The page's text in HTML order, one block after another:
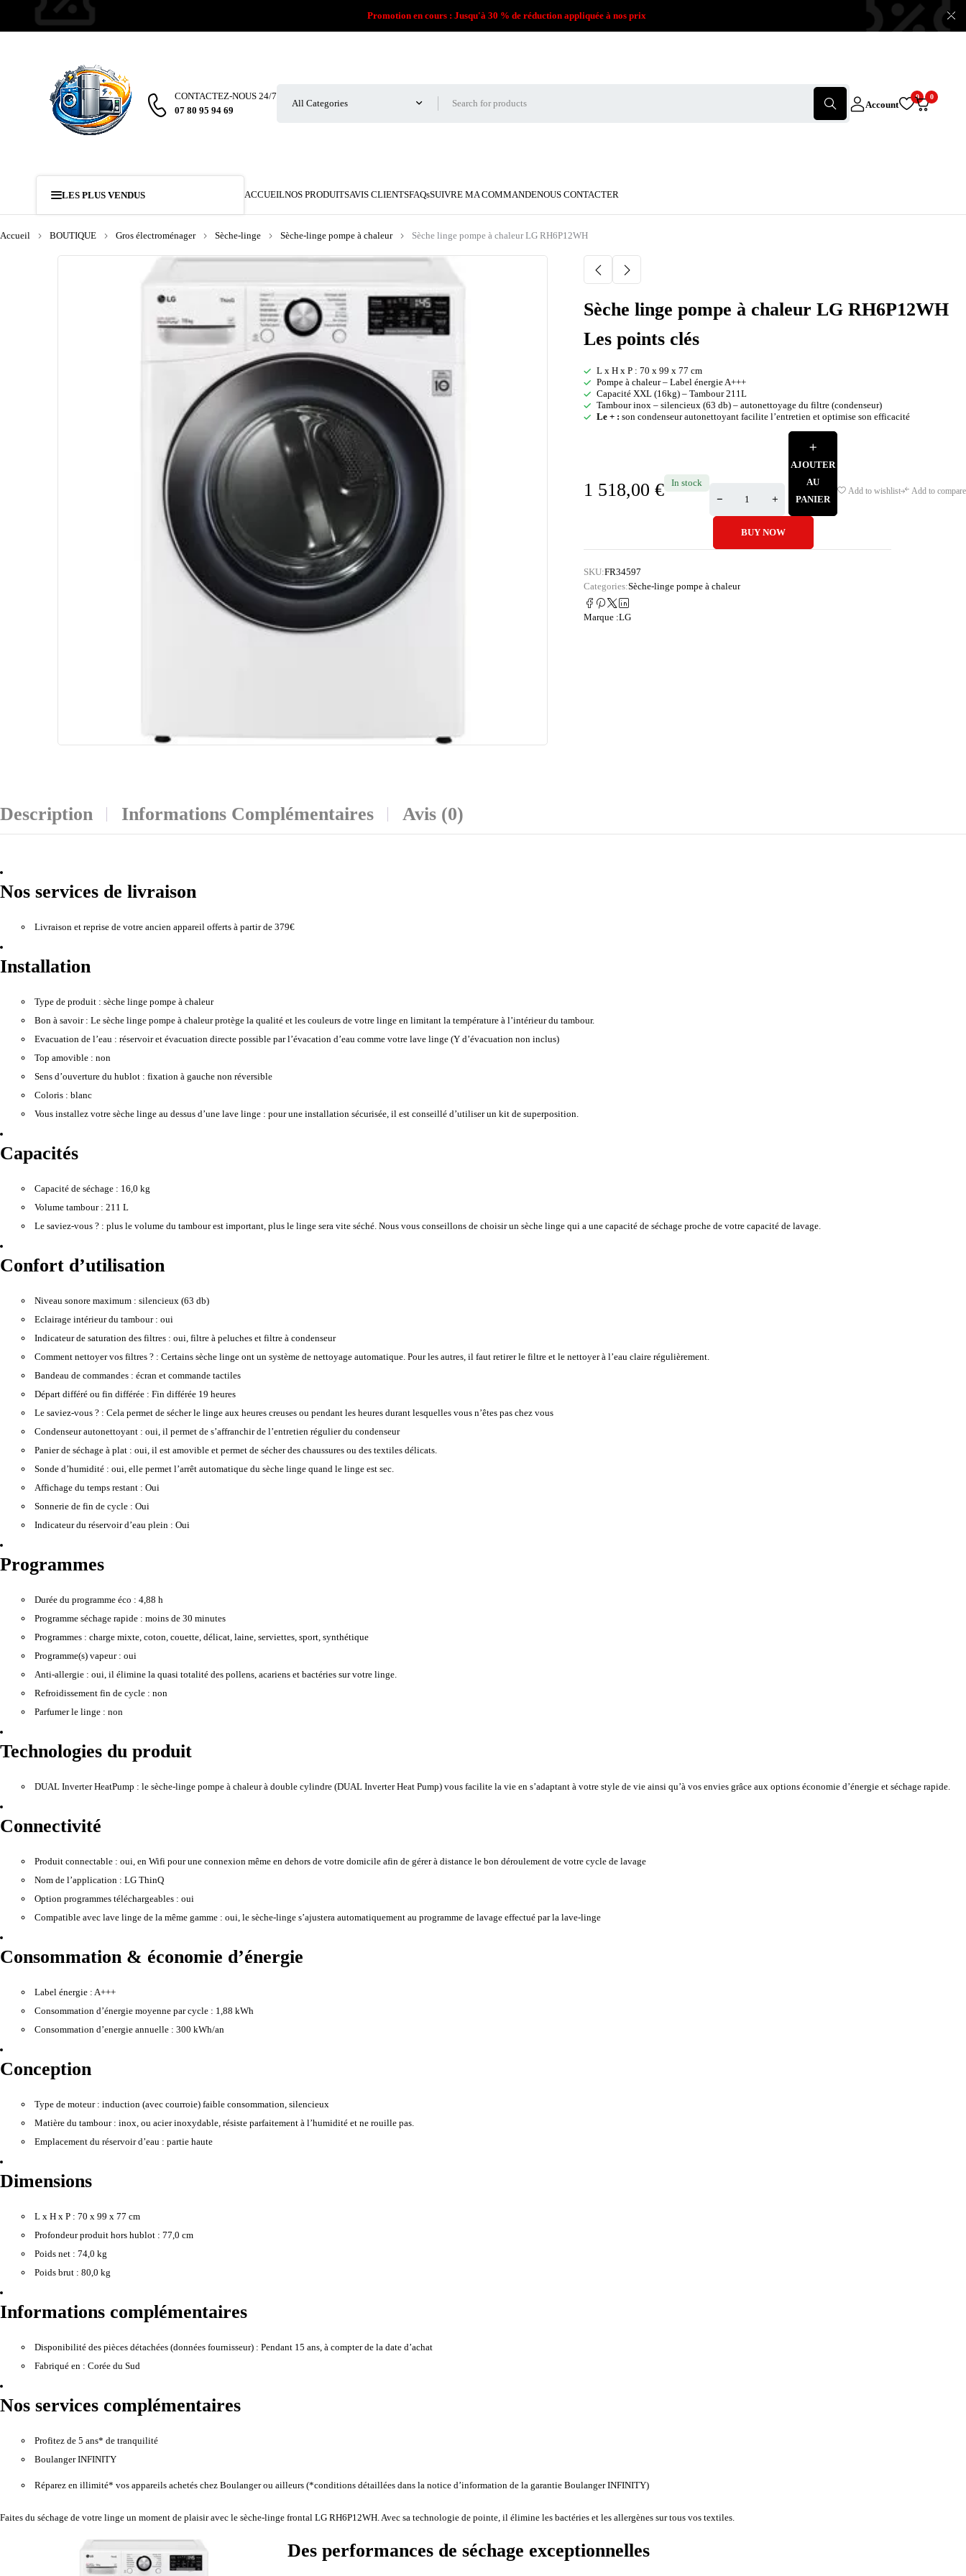
Promotion en cours : Jusqu'à 30 % de réduction appliquée à nos prix
CONTACTEZ-NOUS 24/7
07 80 95 94 69
Account
0 0
LES PLUS VENDUS ACCUEILNOS PRODUITSAVIS CLIENTSFAQsSUIVRE MA COMMANDENOUS CONTACTER
Accueil BOUTIQUE Gros électroménager Sèche-linge Sèche-linge pompe à chaleur Sèche linge pompe à chaleur LG RH6P12WH
Sèche linge pompe à chaleur LG RH6P12WH
Les points clés
L x H x P : 70 x 99 x 77 cm
Pompe à chaleur – Label énergie A+++
Capacité XXL (16kg) – Tambour 211L
Tambour inox – silencieux (63 db) – autonettoyage du filtre (condenseur)
Le + : son condenseur autonettoyant facilite l’entretien et optimise son efficacité
1 518,00 € In stock
AJOUTER
AU
PANIER
BUY NOW
Add to wishlist Add to compare
SKU:FR34597
Categories:Sèche-linge pompe à chaleur
Marque :LG
Description Informations Complémentaires Avis (0)
Nos services de livraison
Livraison et reprise de votre ancien appareil offerts à partir de 379€
Installation
Type de produit : sèche linge pompe à chaleur
Bon à savoir : Le sèche linge pompe à chaleur protège la qualité et les couleurs de votre linge en limitant la température à l’intérieur du tambour.
Evacuation de l’eau : réservoir et évacuation directe possible par l’évacation d’eau comme votre lave linge (Y d’évacuation non inclus)
Top amovible : non
Sens d’ouverture du hublot : fixation à gauche non réversible
Coloris : blanc
Vous installez votre sèche linge au dessus d’une lave linge : pour une installation sécurisée, il est conseillé d’utiliser un kit de superposition.
Capacités
Capacité de séchage : 16,0 kg
Volume tambour : 211 L
Le saviez-vous ? : plus le volume du tambour est important, plus le linge sera vite séché. Nous vous conseillons de choisir un sèche linge qui a une capacité de séchage proche de votre capacité de lavage.
Confort d’utilisation
Niveau sonore maximum : silencieux (63 db)
Eclairage intérieur du tambour : oui
Indicateur de saturation des filtres : oui, filtre à peluches et filtre à condenseur
Comment nettoyer vos filtres ? : Certains sèche linge ont un système de nettoyage automatique. Pour les autres, il faut retirer le filtre et le nettoyer à l’eau claire régulièrement.
Bandeau de commandes : écran et commande tactiles
Départ différé ou fin différée : Fin différée 19 heures
Le saviez-vous ? : Cela permet de sécher le linge aux heures creuses ou pendant les heures durant lesquelles vous n’êtes pas chez vous
Condenseur autonettoyant : oui, il permet de s’affranchir de l’entretien régulier du condenseur
Panier de séchage à plat : oui, il est amovible et permet de sécher des chaussures ou des textiles délicats.
Sonde d’humidité : oui, elle permet l’arrêt automatique du sèche linge quand le linge est sec.
Affichage du temps restant : Oui
Sonnerie de fin de cycle : Oui
Indicateur du réservoir d’eau plein : Oui
Programmes
Durée du programme éco : 4,88 h
Programme séchage rapide : moins de 30 minutes
Programmes : charge mixte, coton, couette, délicat, laine, serviettes, sport, synthétique
Programme(s) vapeur : oui
Anti-allergie : oui, il élimine la quasi totalité des pollens, acariens et bactéries sur votre linge.
Refroidissement fin de cycle : non
Parfumer le linge : non
Technologies du produit
DUAL Inverter HeatPump : le sèche-linge pompe à chaleur à double cylindre (DUAL Inverter Heat Pump) vous facilite la vie en s’adaptant à votre style de vie ainsi qu’à vos envies grâce aux options économie d’énergie et séchage rapide.
Connectivité
Produit connectable : oui, en Wifi pour une connexion même en dehors de votre domicile afin de gérer à distance le bon déroulement de votre cycle de lavage
Nom de l’application : LG ThinQ
Option programmes téléchargeables : oui
Compatible avec lave linge de la même gamme : oui, le sèche-linge s’ajustera automatiquement au programme de lavage effectué par la lave-linge
Consommation & économie d’énergie
Label énergie : A+++
Consommation d’énergie moyenne par cycle : 1,88 kWh
Consommation d’energie annuelle : 300 kWh/an
Conception
Type de moteur : induction (avec courroie) faible consommation, silencieux
Matière du tambour : inox, ou acier inoxydable, résiste parfaitement à l’humidité et ne rouille pas.
Emplacement du réservoir d’eau : partie haute
Dimensions
L x H x P : 70 x 99 x 77 cm
Profondeur produit hors hublot : 77,0 cm
Poids net : 74,0 kg
Poids brut : 80,0 kg
Informations complémentaires
Disponibilité des pièces détachées (données fournisseur) : Pendant 15 ans, à compter de la date d’achat
Fabriqué en : Corée du Sud
Nos services complémentaires
Profitez de 5 ans* de tranquilité
Boulanger INFINITY
Réparez en illimité* vos appareils achetés chez Boulanger ou ailleurs (*conditions détaillées dans la notice d’information de la garantie Boulanger INFINITY)
Faites du séchage de votre linge un moment de plaisir avec le sèche-linge frontal LG RH6P12WH. Avec sa technologie de pointe, il élimine les bactéries et les allergènes sur tous vos textiles.
Des performances de séchage exceptionnelles